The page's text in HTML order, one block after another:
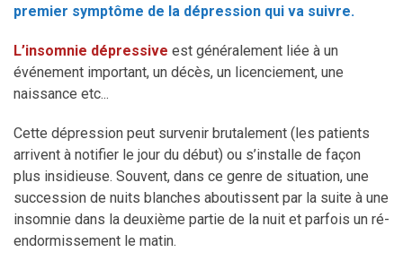
premier symptôme de la dépression qui va suivre.
L’insomnie dépressive est généralement liée à un
événement important, un décès, un licenciement, une
naissance etc...
Cette dépression peut survenir brutalement (les patients
arrivent à notifier le jour du début) ou s’installe de façon
plus insidieuse. Souvent, dans ce genre de situation, une
succession de nuits blanches aboutissent par la suite à une
insomnie dans la deuxième partie de la nuit et parfois un ré-
endormissement le matin.